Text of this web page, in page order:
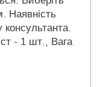
Наявність
консультанта.
- 1 шт., Вага